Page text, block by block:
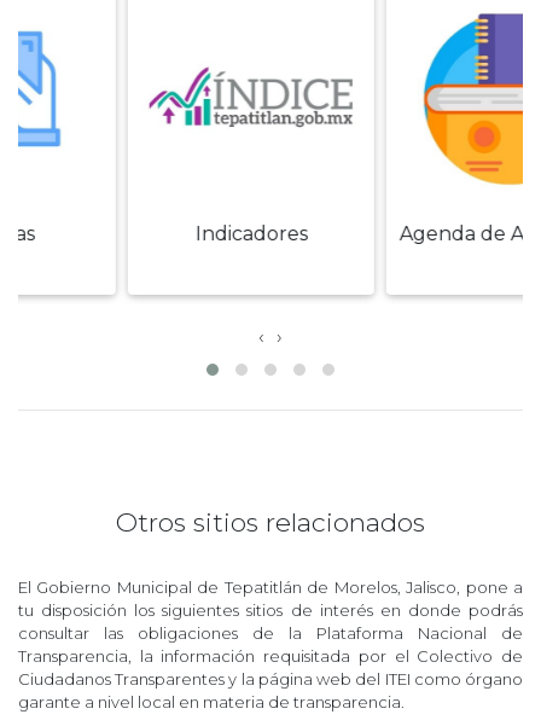
Indicadores Agenda de Actividades
‹ ›
Otros sitios relacionados
El Gobierno Municipal de Tepatitlán de Morelos, Jalisco, pone a
tu disposición los siguientes sitios de interés en donde podrás
consultar las obligaciones de la Plataforma Nacional de
Transparencia, la información requisitada por el Colectivo de
Ciudadanos Transparentes y la página web del ITEI como órgano
garante a nivel local en materia de transparencia.